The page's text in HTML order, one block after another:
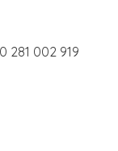
281 002 919